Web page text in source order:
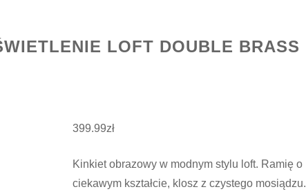
LOFT DOUBLE BRASS
399.99zł
Kinkiet obrazowy w modnym stylu loft. Ramię o
ciekawym kształcie, klosz z czystego mosiądzu.